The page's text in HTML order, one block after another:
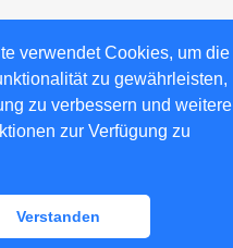
verwendet Cookies, um die
zu gewährleisten,
zu verbessern und weitere
zur Verfügung zu
Verstanden